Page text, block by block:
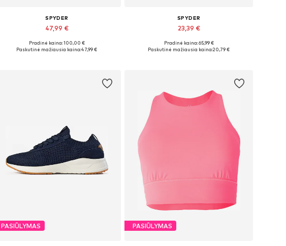
SPYDER
47,99 €
Galimi dydžiai: 41
Pradinė kaina: 100,00 €
Paskutinė mažiausia kaina:47,99 €
SPYDER
23,39 €
Galimi dydžiai: L
Pradinė kaina: 65,99 €
Paskutinė mažiausia kaina:20,79 €
PASIŪLYMAS PASIŪLYMAS